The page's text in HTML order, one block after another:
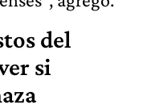
del
si